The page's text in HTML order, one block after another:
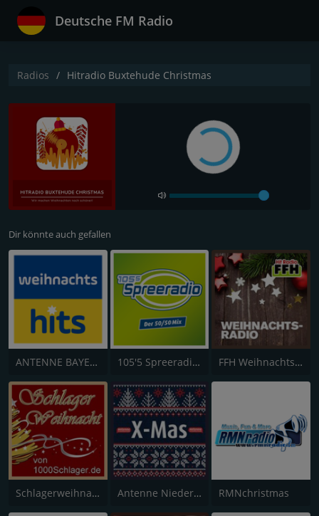
Deutsche FM Radio
Radios Hitradio Buxtehude Christmas
Dir könnte auch gefallen
ANTENNE BAYERN Weihnachts Hits 105'5 Spreeradio Weihnachtsradio FFH Weihnachtsradio
Schlagerweihnacht Antenne Niedersachsen X-Mas RMNchristmas